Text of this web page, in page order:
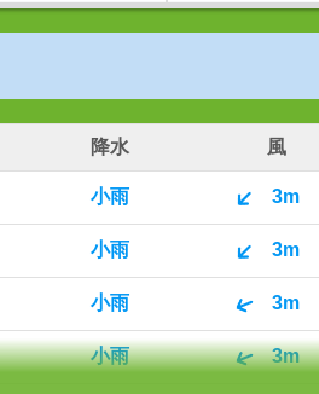
降水 風
小雨 3m
小雨 3m
小雨 3m
小雨 3m